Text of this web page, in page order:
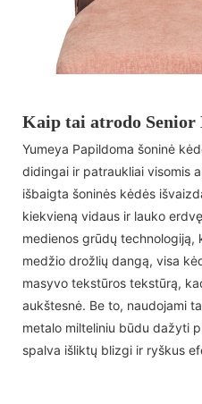
Kaip tai atrodo Senior
Yumeya Papildoma šoninė
didingai ir patraukliai visomis
išbaigta šoninės kėdės
kiekvieną vidaus ir lauko
medienos grūdų technologiją,
medžio drožlių dangą, visa
masyvo tekstūros tekstūrą,
aukštesnė. Be to, naudojami
metalo milteliniu būdu dažyti
spalva išliktų blizgi ir ryškus